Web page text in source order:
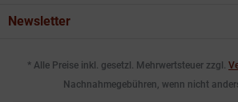
Newsletter
* Alle Preise inkl. gesetzl. Mehrwertsteuer zzgl.
Nachnahmegebühren, wenn nicht